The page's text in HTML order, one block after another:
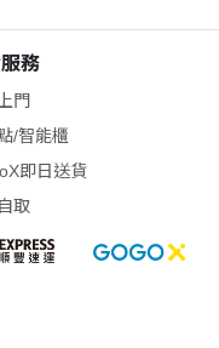
務
門
/智能櫃
即日送貨
取